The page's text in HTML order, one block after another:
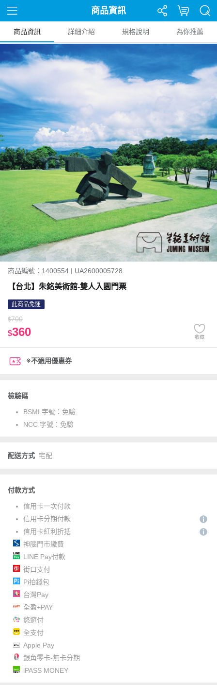
商品資訊
商品資訊 詳細介紹 規格說明 為你推薦
商品編號：1400554 | UA2600005728
【台北】朱銘美術館-雙人入園門票
此商品免運
$700
$360 收藏
※不適用優惠券
檢驗碼
BSMI 字號： 免驗
NCC 字號： 免驗
配送方式 宅配
付款方式
信用卡一次付款
信用卡分期付款
信用卡紅利折抵
神腦門市繳費
LINE Pay付款
街口支付
Pi拍錢包
台灣Pay
全盈+PAY
悠遊付
全支付
Apple Pay
銀角零卡-無卡分期
iPASS MONEY